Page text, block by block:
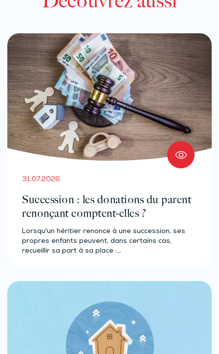
31.07.2026
Succession : les donations du parent
renonçant comptent-elles ?
Lorsqu'un héritier renonce à une succession, ses
propres enfants peuvent, dans certains cas,
recueillir sa part à sa place :…